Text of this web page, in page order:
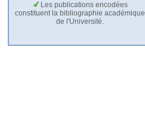
Les publications encodées
constituent la bibliographie académique
de l'Université.